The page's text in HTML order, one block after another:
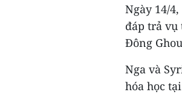
Ngày 14/
đáp trả vụ
Đông
Nga và
hóa học